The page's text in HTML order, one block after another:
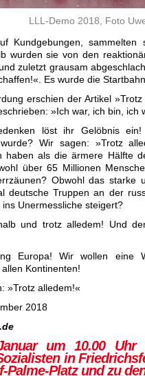
LLL-Demo 2018, Foto
Kundgebungen,
wurden sie von den
zuletzt grausam
Es wurde die
erschien der Artikel
»Ich war, ich bin, ich
löst ihr Gelöbnis
Wir sagen: »Trotz
haben als die ärmere Hälfte
über 65 Millionen
Obwohl das starke
deutsche Truppen an der
Unermessliche steigert?
und trotz alledem! Und
Europa! Wir wollen eine
Kontinenten!
»Trotz alledem!«
2018
um 10.00 Uhr
in
Palme-Platz und zu